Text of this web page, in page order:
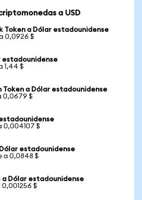
a USD
Token a Dólar estadounidense
0,0926 $
estadounidense
1,44 $
Token a Dólar estadounidense
0,0679 $
0,004107 $
Dólar estadounidense
a 0,0848 $
a Dólar estadounidense
0,001256 $